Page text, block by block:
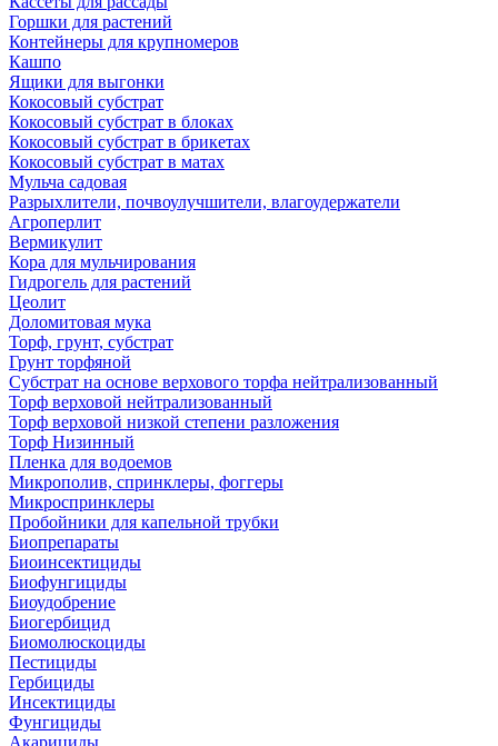
Горшки для растений
Контейнеры для крупномеров
Кашпо
Ящики для выгонки
Кокосовый субстрат
Кокосовый субстрат в блоках
Кокосовый субстрат в брикетах
Кокосовый субстрат в матах
Мульча садовая
Разрыхлители, почвоулучшители, влагоудержатели
Агроперлит
Вермикулит
Кора для мульчирования
Гидрогель для растений
Цеолит
Доломитовая мука
Торф, грунт, субстрат
Грунт торфяной
Субстрат на основе верхового торфа нейтрализованный
Торф верховой нейтрализованный
Торф верховой низкой степени разложения
Торф Низинный
Пленка для водоемов
Микрополив, спринклеры, фоггеры
Микроспринклеры
Пробойники для капельной трубки
Биопрепараты
Биоинсектициды
Биофунгициды
Биоудобрение
Биогербицид
Биомолюскоциды
Пестициды
Гербициды
Инсектициды
Фунгициды
Акарициды